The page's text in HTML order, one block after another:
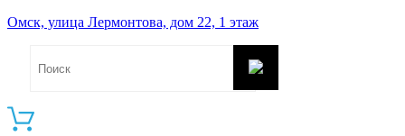
Омск, улица Лермонтова, дом 22, 1 этаж